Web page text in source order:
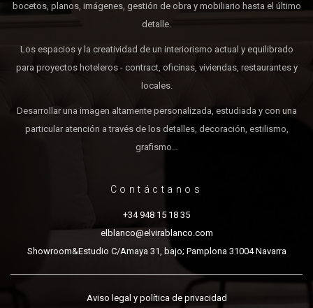
bocetos, planos, imágenes, gestión de obra y mobiliario hasta el último
detalle.
Los espacios y la creatividad de un interiorismo actual y equilibrado
para proyectos hoteleros - contract, oficinas, viviendas, restaurantes y
locales.
Desarrollar una imagen altamente personalizada, estudiada y con una
particular atención a través de los detalles, decoración, estilismo,
grafismo…
Contáctanos
+34 948 15 18 35
elblanco@elvirablanco.com
Showroom&Estudio C/Amaya 31, bajo; Pamplona 31004 Navarra
Aviso legal y política de privacidad